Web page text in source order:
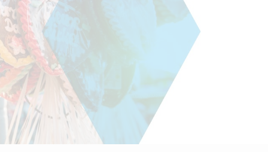
Bayern – Fit for Partnership
Delegationsbesuche
Key to Bavaria
Firmendatenbank